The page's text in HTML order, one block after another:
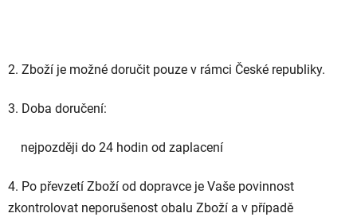
2. Zboží je možné doručit pouze v rámci České republiky.
3. Doba doručení:
nejpozději do 24 hodin od zaplacení
4. Po převzetí Zboží od dopravce je Vaše povinnost
zkontrolovat neporušenost obalu Zboží a v případě